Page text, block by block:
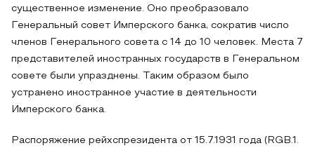
существенное изменение. Оно преобразовало
Генеральный совет Имперского банка, сократив число
членов Генерального совета с 14 до 10 человек. Места 7
представителей иностранных государств в Генеральном
совете были упразднены. Таким образом было
устранено иностранное участие в деятельности
Имперского банка.
Распоряжение рейхспрезидента от 15.7.1931 года (RGB.1.